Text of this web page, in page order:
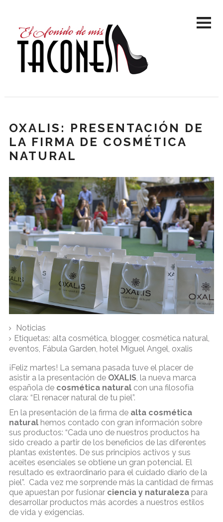
OXALIS: PRESENTACIÓN DE
LA FIRMA DE COSMÉTICA
NATURAL
Noticias
Etiquetas: alta cosmética, blogger, cosmética natural,
eventos, Fábula Garden, hotel Miguel Angel, oxalis
¡Feliz martes! La semana pasada tuve el placer de
asistir a la presentación de OXALIS, la nueva marca
española de cosmética natural con una filosofía
clara: “El renacer natural de tu piel”.
En la presentación de la firma de alta cosmética
naturalhemos contado con gran información sobre
sus productos: “Cada uno de nuestros productos ha
sido creado a partir de los beneficios de las diferentes
plantas existentes. De sus principios activos y sus
aceites esenciales se obtiene un gran potencial. El
resultado es extraordinario para el cuidado diario de la
piel”. Cada vez me sorprende más la cantidad de firmas
que apuestan por fusionar ciencia y naturalezapara
desarrollar productos más acordes a nuestros estilos
de vida y exigencias.